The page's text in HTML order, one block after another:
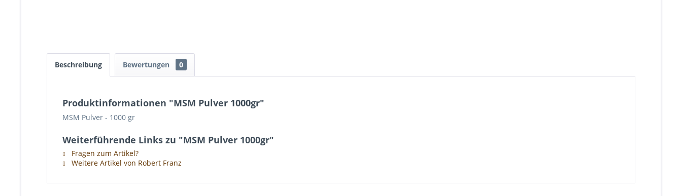
Beschreibung Bewertungen 0
Produktinformationen "MSM Pulver 1000gr"
MSM Pulver - 1000 gr
Weiterführende Links zu "MSM Pulver 1000gr"
Fragen zum Artikel?
Weitere Artikel von Robert Franz